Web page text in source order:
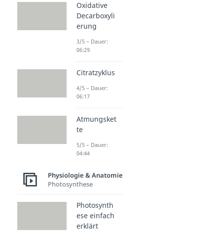
Oxidative
Decarboxyli
erung
3/5 – Dauer:
06:29
Citratzyklus
4/5 – Dauer:
06:17
Atmungsket
te
5/5 – Dauer:
04:44
Physiologie & Anatomie
Photosynthese
Photosynth
ese einfach
erklärt